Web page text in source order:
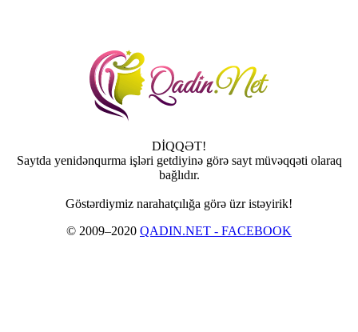
DİQQƏT!
Saytda yenidənqurma işləri getdiyinə görə sayt müvəqqəti olaraq
bağlıdır.
Göstərdiymiz narahatçılığa görə üzr istəyirik!
© 2009–2020 QADIN.NET - FACEBOOK